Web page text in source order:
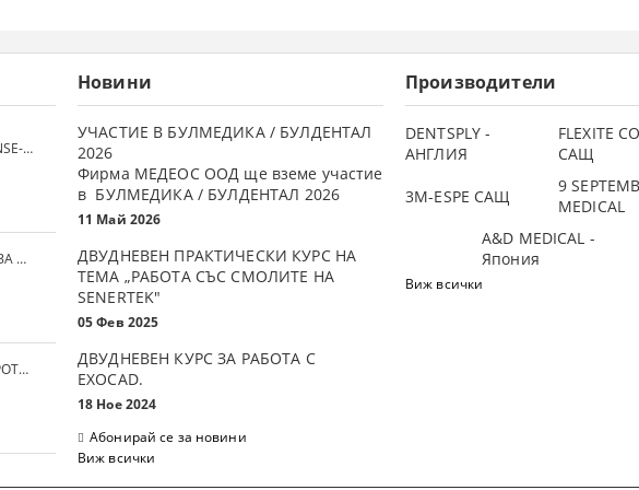
VERTEX THERMOSENSE- ГРАНУЛАТ ЗА МЕКИ ПРОТЕЗИ
КАРТУШИ ПРАЗНИ ЗА МЕКА ПЛАСТМАСА
УПЛЪТНИТЕЛ ЗА ПРОТЕЗИ DINABASE 7
Новини
УЧАСТИЕ В БУЛМЕДИКА / БУЛДЕНТАЛ
2026
Фирма МЕДЕОС ООД ще вземе участие
в БУЛМЕДИКА / БУЛДЕНТАЛ 2026
11 Май 2026
ДВУДНЕВЕН ПРАКТИЧЕСКИ КУРС НА
ТЕМА „РАБОТА СЪС СМОЛИТЕ НА
SENERTEK"
05 Фев 2025
ДВУДНЕВЕН КУРС ЗА РАБОТА С
ЕXOCAD.
18 Ное 2024
Абонирай се за новини
Виж всички
Производители
DENTSPLY -
АНГЛИЯ
FLEXITE
САЩ
3М-ESPE САЩ
9
MEDICAL
A&D MEDICAL -
Япония
Виж всички